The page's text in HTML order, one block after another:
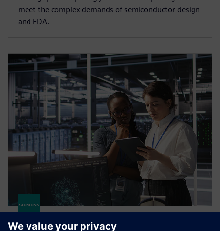
meet the complex demands of semiconductor design
and EDA.
HPCWorks Monitor